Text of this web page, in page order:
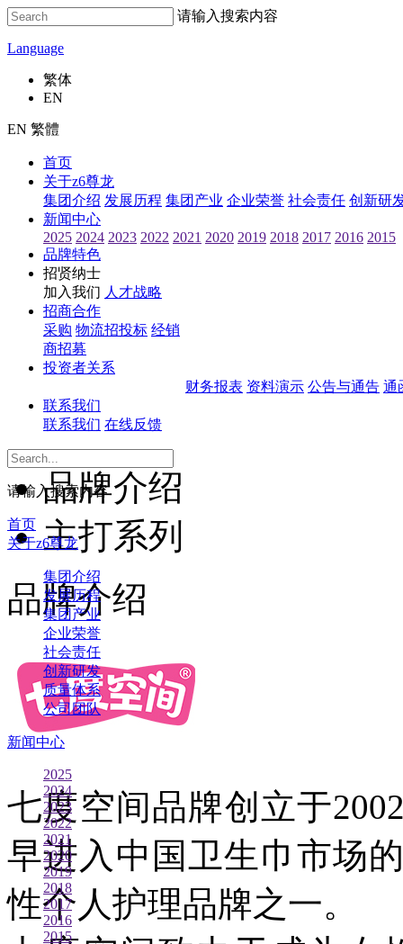
请输入搜索内容
Language
繁体
EN
EN 繁體
首页
关于z6尊龙
集团介绍 发展历程 集团产业 企业荣誉 社会责任 创新研
新闻中心
2025 2024 2023 2022 2021 2020 2019 2018 2017 2016 2015
品牌特色
招贤纳士
加入我们 人才战略
招商合作
采购 物流招投标 经销
商招募
投资者关系
财务报表 资料演示 公告与通告 通
联系我们
联系我们 在线反馈
请输入搜索内容
首页
关于z6尊龙
集团介绍
发展历程
集团产业
企业荣誉
社会责任
创新研发
质量体系
公司团队
新闻中心
2025
2024
2023
2022
2021
2020
2019
2018
2017
2016
2015
品牌介绍
主打系列
品牌介绍
七度空间品牌创立于
早进入中国卫生巾市场
性个人护理品牌之一。